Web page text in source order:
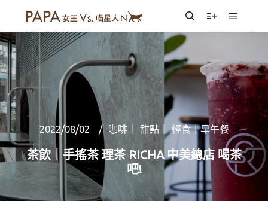
SearchMore info
Main
2022/08/02 咖啡｜ 甜點｜ 輕食｜早午餐
茶飲｜手搖茶 理茶 RICHA 中美總店 喝茶
吧!